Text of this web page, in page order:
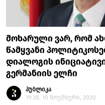
მოხარული ვარ, რომ
წამყვანი
დიალოგის
გერმანიის ელჩი
პუბლიკა
19:38, 10 ნოემბერი, 2020